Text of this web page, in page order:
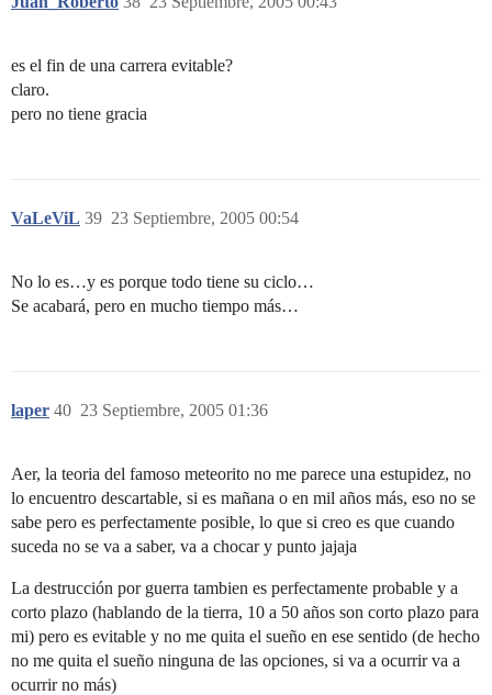
es el fin de una carrera evitable?
claro.
pero no tiene gracia
VaLeViL 23 Septiembre, 2005 00:54
39
No lo es…y es porque todo tiene su ciclo…
Se acabará, pero en mucho tiempo más…
laper 23 Septiembre, 2005 01:36
40
Aer, la teoria del famoso meteorito no me parece una estupidez, no
lo encuentro descartable, si es mañana o en mil años más, eso no se
sabe pero es perfectamente posible, lo que si creo es que cuando
suceda no se va a saber, va a chocar y punto jajaja
La destrucción por guerra tambien es perfectamente probable y a
corto plazo (hablando de la tierra, 10 a 50 años son corto plazo para
mi) pero es evitable y no me quita el sueño en ese sentido (de hecho
no me quita el sueño ninguna de las opciones, si va a ocurrir va a
ocurrir no más)